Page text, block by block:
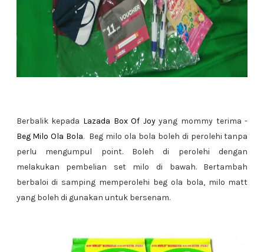
Berbalik kepada Lazada Box Of Joyyang mommy terima -
Beg Milo Ola Bola. Beg milo ola bola boleh di perolehi tanpa
perlu mengumpul point. Boleh di perolehi dengan
melakukan pembelian set milo di bawah. Bertambah
berbaloi di samping memperolehi beg ola bola, milo matt
yang boleh di gunakan untuk bersenam.